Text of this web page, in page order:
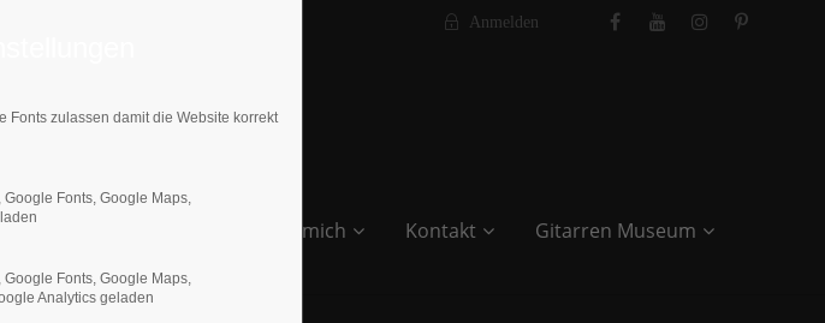
Anmelden
Über mich Kontakt Gitarren Museum
Fonts zulassen damit die Website korrekt
Fonts, Google Maps,
Fonts, Google Maps,
Analytics geladen